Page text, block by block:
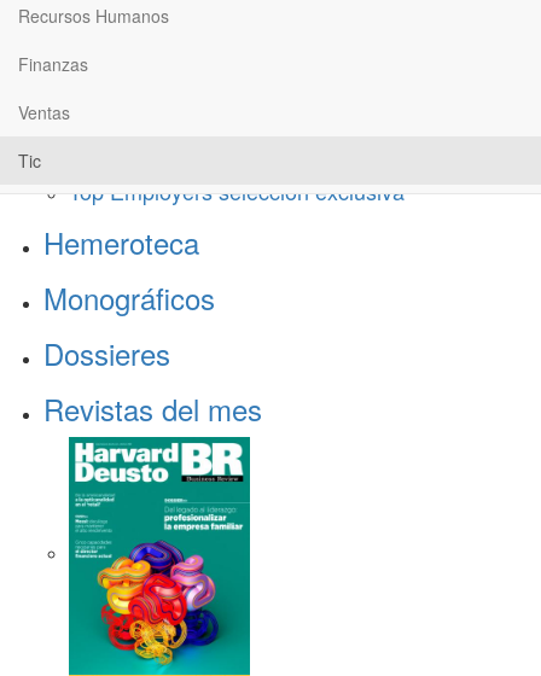
Recursos Humanos
Finanzas
Ventas
Tic
Tic
Contenido exclusivo
Baragaño Capital selección exclusiva
Top Employers selección exclusiva
Hemeroteca
Monográficos
Dossieres
Revistas del mes